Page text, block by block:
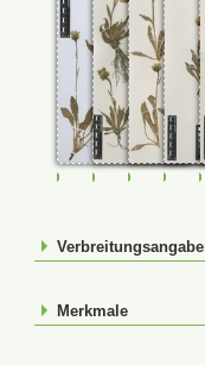
FR-0114114JE00029859
Merkmale